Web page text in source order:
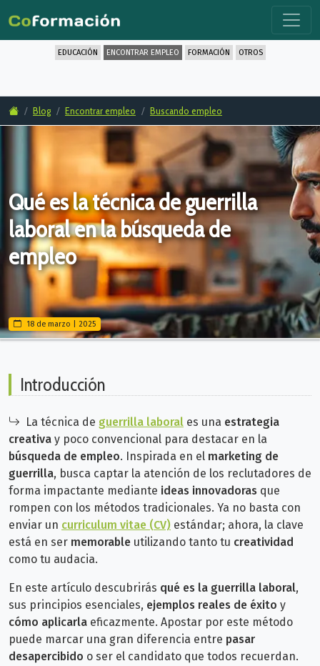
EDUCACIÓN ENCONTRAR EMPLEO FORMACIÓN OTROS
Blog Encontrar empleo Buscando empleo
Qué es la técnica de guerrilla
laboral en la búsqueda de
empleo
18 de marzo | 2025
Introducción
La técnica de guerrilla laboral es una estrategia
creativa y poco convencional para destacar en la
búsqueda de empleo. Inspirada en el marketing de
guerrilla, busca captar la atención de los reclutadores de
forma impactante mediante ideas innovadoras que
rompen con los métodos tradicionales. Ya no basta con
enviar un curriculum vitae (CV) estándar; ahora, la clave
está en ser memorable utilizando tanto tu creatividad
como tu audacia.
En este artículo descubrirás qué es la guerrilla laboral,
sus principios esenciales, ejemplos reales de éxito y
cómo aplicarla eficazmente. Apostar por este método
puede marcar una gran diferencia entre pasar
desapercibido o ser el candidato que todos recuerdan.